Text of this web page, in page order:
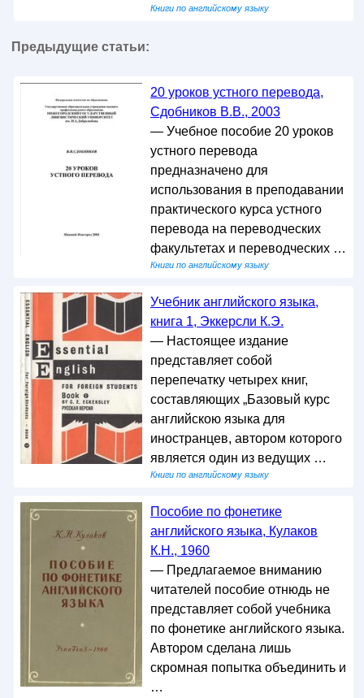
Книги по английскому языку
Предыдущие статьи:
20 уроков устного перевода,
Сдобников В.В., 2003
— Учебное пособие 20 уроков
устного перевода
предназначено для
использования в преподавании
практического курса устного
перевода на переводческих
факультетах и переводческих …
Книги по английскому языку
Учебник английского языка,
книга 1, Эккерсли К.Э.
— Настоящее издание
представляет собой
перепечатку четырех книг,
составляющих „Базовый курс
английскою языка для
иностранцев, автором которого
является один из ведущих …
Книги по английскому языку
Пособие по фонетике
английского языка, Кулаков
К.Н., 1960
— Предлагаемое вниманию
читателей пособие отнюдь не
представляет собой учебника
по фонетике английского языка.
Автором сделана лишь
скромная попытка объединить и
…